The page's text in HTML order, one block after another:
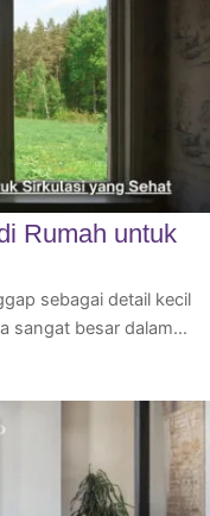
Rumah untuk
sebagai detail kecil
sangat besar dalam…